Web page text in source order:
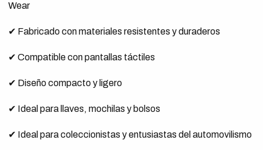
Wear
✔ Fabricado con materiales resistentes y duraderos
✔ Compatible con pantallas táctiles
✔ Diseño compacto y ligero
✔ Ideal para llaves, mochilas y bolsos
✔ Ideal para coleccionistas y entusiastas del automovilismo